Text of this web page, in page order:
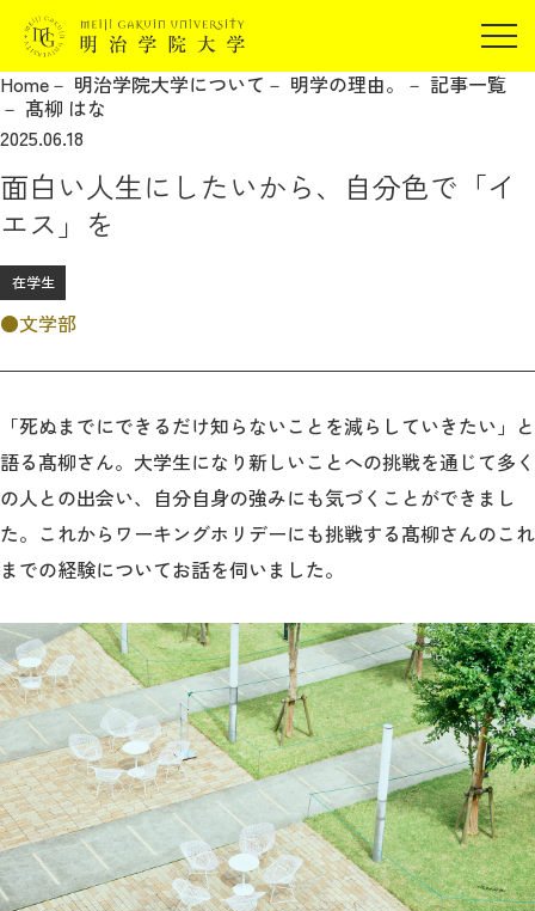
在学生の方
保証人の方
卒業生の方
明治学院大学について
教育
学生生活
留学・国際交流
キャリア
ボランティア
生涯学習・社会連携
Home 明治学院大学について 明学の理由。
記事一覧
髙柳 はな
2025.06.18
面白い人生にしたいから、自分色で「イ
エス」を
在学生
文学部
「死ぬまでにできるだけ知らないことを減らしていきたい」と
語る髙柳さん。大学生になり新しいことへの挑戦を通じて多く
の人との出会い、自分自身の強みにも気づくことができまし
た。これからワーキングホリデーにも挑戦する髙柳さんのこれ
までの経験についてお話を伺いました。